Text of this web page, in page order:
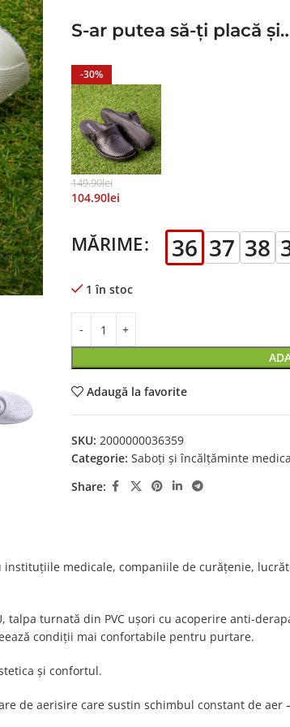
S-ar putea să-ți placă
-30%
149.90Lei
104.90Lei
MĂRIME 36 37 38
1 în stoc
Adaugă la favorite
SKU: 2000000036359
Categorie: Saboți și încălțăminte
Share:
medicale, companiile de curățenie,
turnată din PVC ușori cu acoperire anti-
condiții mai confortabile pentru purtare.
și confortul.
de aerisire care sustin schimbul constant de